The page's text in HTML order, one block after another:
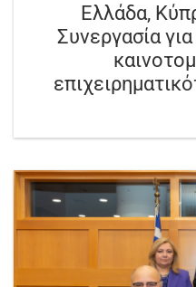
Ελλάδα,
Συνεργασία